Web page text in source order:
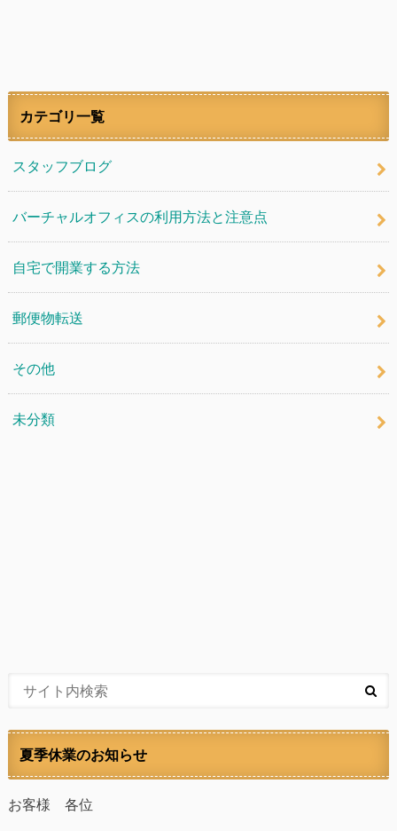
カテゴリ一覧
スタッフブログ
バーチャルオフィスの利用方法と注意点
自宅で開業する方法
郵便物転送
その他
未分類
夏季休業のお知らせ
お客様 各位